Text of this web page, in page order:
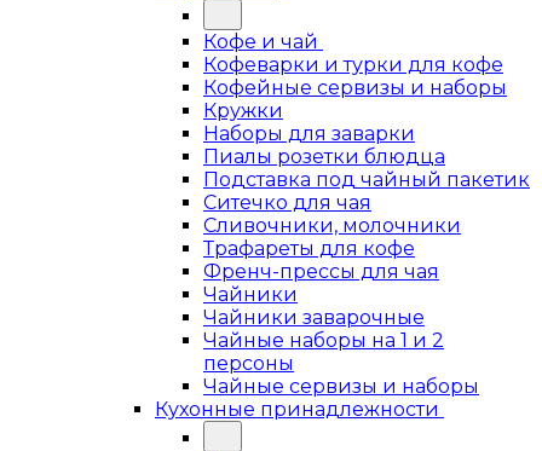
Кофе и чай
Кофеварки и турки для кофе
Кофейные сервизы и наборы
Кружки
Наборы для заварки
Пиалы розетки блюдца
Подставка под чайный пакетик
Ситечко для чая
Сливочники, молочники
Трафареты для кофе
Френч-прессы для чая
Чайники
Чайники заварочные
Чайные наборы на 1 и 2
персоны
Чайные сервизы и наборы
Кухонные принадлежности